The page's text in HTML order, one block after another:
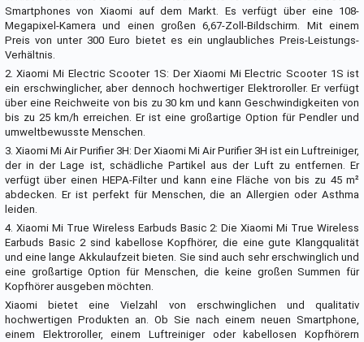
Smartphones von Xiaomi auf dem Markt. Es verfügt über eine 108-
Megapixel-Kamera und einen großen 6,67-Zoll-Bildschirm. Mit einem
Preis von unter 300 Euro bietet es ein unglaubliches Preis-Leistungs-
Verhältnis.
2. Xiaomi Mi Electric Scooter 1S: Der Xiaomi Mi Electric Scooter 1S ist
ein erschwinglicher, aber dennoch hochwertiger Elektroroller. Er verfügt
über eine Reichweite von bis zu 30 km und kann Geschwindigkeiten von
bis zu 25 km/h erreichen. Er ist eine großartige Option für Pendler und
umweltbewusste Menschen.
3. Xiaomi Mi Air Purifier 3H: Der Xiaomi Mi Air Purifier 3H ist ein Luftreiniger,
der in der Lage ist, schädliche Partikel aus der Luft zu entfernen. Er
verfügt über einen HEPA-Filter und kann eine Fläche von bis zu 45 m²
abdecken. Er ist perfekt für Menschen, die an Allergien oder Asthma
leiden.
4. Xiaomi Mi True Wireless Earbuds Basic 2: Die Xiaomi Mi True Wireless
Earbuds Basic 2 sind kabellose Kopfhörer, die eine gute Klangqualität
und eine lange Akkulaufzeit bieten. Sie sind auch sehr erschwinglich und
eine großartige Option für Menschen, die keine großen Summen für
Kopfhörer ausgeben möchten.
Xiaomi bietet eine Vielzahl von erschwinglichen und qualitativ
hochwertigen Produkten an. Ob Sie nach einem neuen Smartphone,
einem Elektroroller, einem Luftreiniger oder kabellosen Kopfhörern